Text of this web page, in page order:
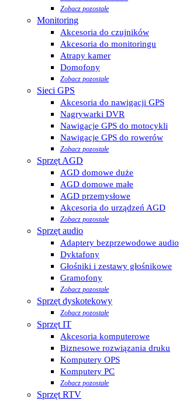
Zobacz pozostałe
Monitoring
Akcesoria do czujników
Akcesoria do monitoringu
Atrapy kamer
Domofony
Zobacz pozostałe
Sieci GPS
Akcesoria do nawigacji GPS
Nagrywarki DVR
Nawigacje GPS do motocykli
Nawigacje GPS do rowerów
Zobacz pozostałe
Sprzęt AGD
AGD domowe duże
AGD domowe małe
AGD przemysłowe
Akcesoria do urządzeń AGD
Zobacz pozostałe
Sprzęt audio
Adaptery bezprzewodowe audio
Dyktafony
Głośniki i zestawy głośnikowe
Gramofony
Zobacz pozostałe
Sprzęt dyskotekowy
Zobacz pozostałe
Sprzęt IT
Akcesoria komputerowe
Biznesowe rozwiązania druku
Komputery OPS
Komputery PC
Zobacz pozostałe
Sprzęt RTV